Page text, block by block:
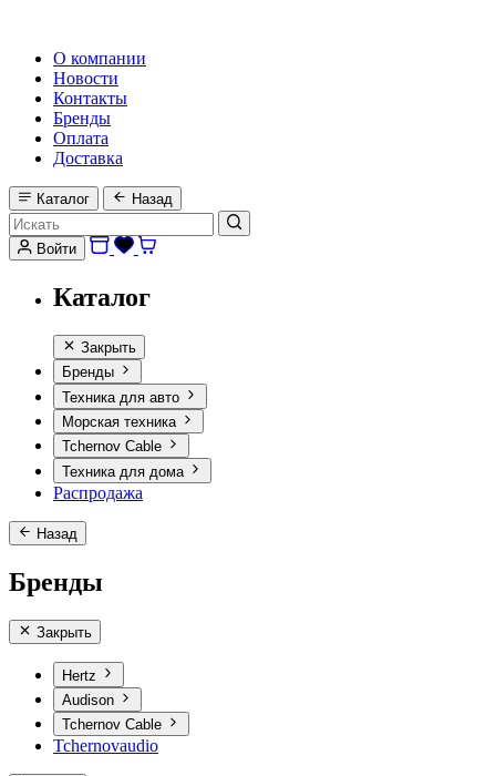
О компании
Новости
Контакты
Бренды
Оплата
Доставка
Каталог Назад
Войти
Каталог
Закрыть
Бренды
Техника для авто
Морская техника
Tchernov Cable
Техника для дома
Распродажа
Назад
Бренды
Закрыть
Hertz
Audison
Tchernov Cable
Tchernovaudio